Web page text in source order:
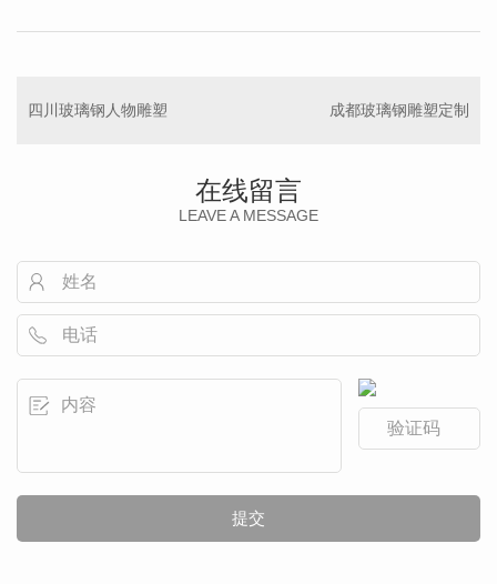
四川玻璃钢人物雕塑 成都玻璃钢雕塑定制
在线留言
LEAVE A MESSAGE